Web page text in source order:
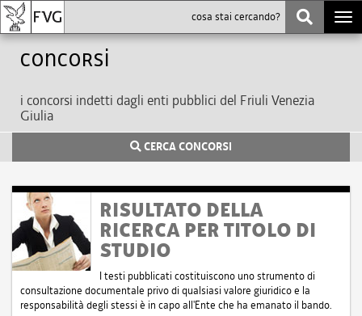
Concorsi
i concorsi indetti dagli enti pubblici del Friuli Venezia
Giulia
CERCA CONCORSI
RISULTATO DELLA
RICERCA PER TITOLO DI
STUDIO
I testi pubblicati costituiscono uno strumento di
consultazione documentale privo di qualsiasi valore giuridico e la
responsabilità degli stessi è in capo all'Ente che ha emanato il bando.